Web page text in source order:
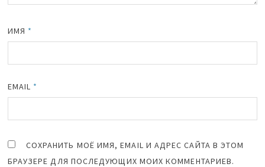
ИМЯ *
EMAIL *
СОХРАНИТЬ МОЁ ИМЯ, EMAIL И АДРЕС САЙТА В ЭТОМ
БРАУЗЕРЕ ДЛЯ ПОСЛЕДУЮЩИХ МОИХ КОММЕНТАРИЕВ.